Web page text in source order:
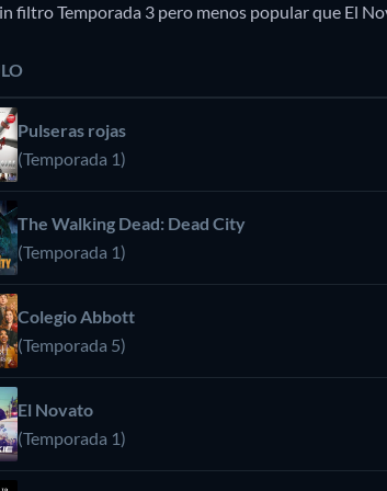
filtro Temporada 3 pero menos popular que El
Pulseras rojas
(Temporada 1)
The Walking Dead: Dead City
(Temporada 1)
Colegio Abbott
(Temporada 5)
El Novato
(Temporada 1)